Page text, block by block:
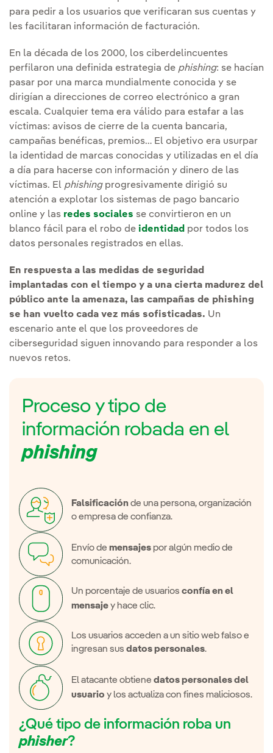
para pedir a los usuarios que verificaran sus cuentas y
les facilitaran información de facturación.
En la década de los 2000, los ciberdelincuentes
perfilaron una definida estrategia de phishing: se hacían
pasar por una marca mundialmente conocida y se
dirigían a direcciones de correo electrónico a gran
escala. Cualquier tema era válido para estafar a las
víctimas: avisos de cierre de la cuenta bancaria,
campañas benéficas, premios… El objetivo era usurpar
la identidad de marcas conocidas y utilizadas en el día
a día para hacerse con información y dinero de las
víctimas. El phishingprogresivamente dirigió su
atención a explotar los sistemas de pago bancario
online y las redes sociales se convirtieron en un
blanco fácil para el robo de identidad por todos los
datos personales registrados en ellas.
En respuesta a las medidas de seguridad
implantadas con el tiempo y a una cierta madurez del
público ante la amenaza, las campañas de phishing
se han vuelto cada vez más sofisticadas. Un
escenario ante el que los proveedores de
ciberseguridad siguen innovando para responder a los
nuevos retos.
Proceso y tipo de
información robada en el
phishing
Falsificaciónde una persona, organización
o empresa de confianza.
Envío de mensajes por algún medio de
comunicación.
Un porcentaje de usuarios confía en el
mensajey hace clic.
Los usuarios acceden a un sitio web falso e
ingresan sus datos personales.
El atacante obtiene datos personales del
usuario y los actualiza con fines maliciosos.
¿Qué tipo de información roba un
phisher?